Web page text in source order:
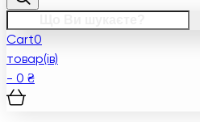
Cart0
товар(ів)
- 0 ₴